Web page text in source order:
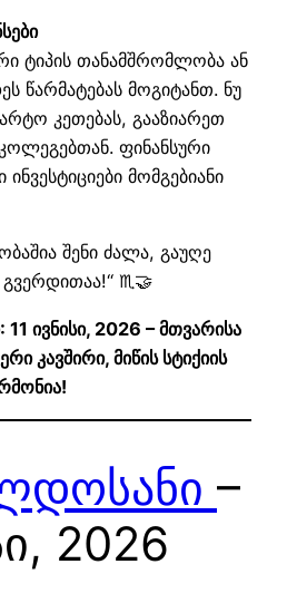
ტიპის თანამშრომლობა ან
წარმატებას მოგიტანთ. ნუ
კეთებას, გააზიარეთ
ფინანსური
მომგებიანი
შენი ძალა, გაუღე
♏🤝
ივნისი, 2026 – მთვარისა
კავშირი, მიწის სტიქიის
–
2026